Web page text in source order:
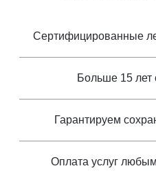
Сертифицированные
Больше 15 лет
Гарантируем
Оплата услуг